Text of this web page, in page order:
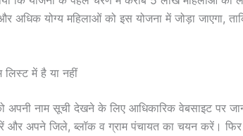
अधिक योग्य महिलाओं को इस योजना में जोड़ा जाएगा,
में है या नहीं
अपनी नाम सूची देखने के लिए आधिकारिक वेबसाइट पर
और अपने जिले, ब्लॉक व ग्राम पंचायत का चयन करें। फिर